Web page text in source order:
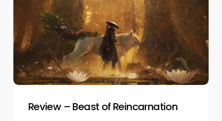
Beast
Reincarnation
Review – Beast of Reincarnation